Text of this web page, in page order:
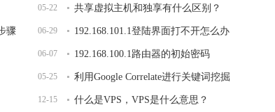
05-22 共享虚拟主机和独享有什么区别？
06-29
骤 192.168.101.1登陆界面打不开怎么办
06-07 192.168.100.1路由器的初始密码
05-25 利用Google Correlate进行关键词挖掘
12-15 什么是VPS，VPS是什么意思？